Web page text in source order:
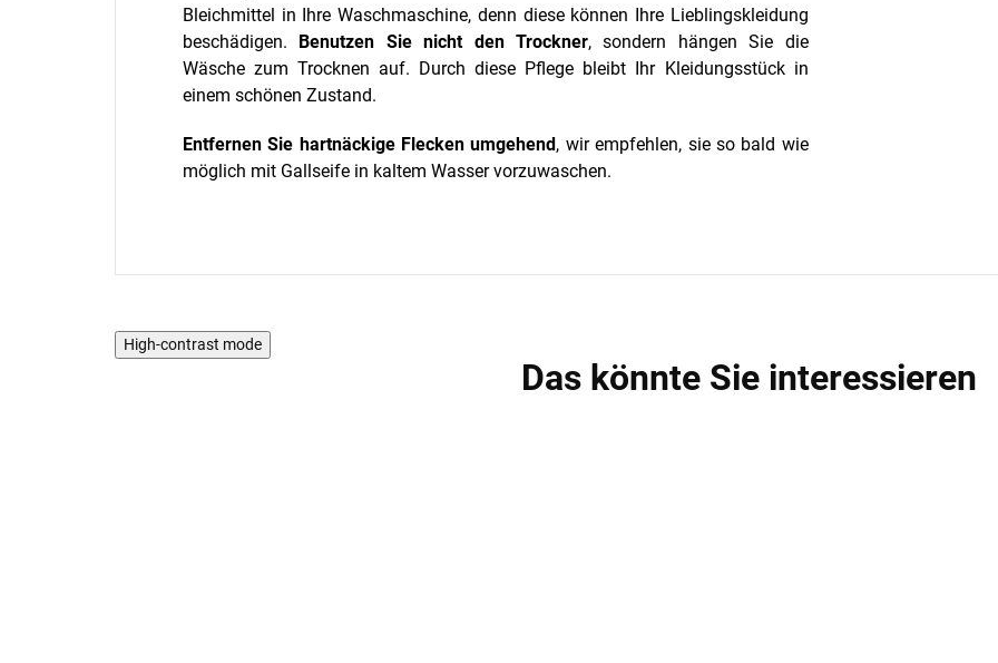
Bleichmittel in Ihre Waschmaschine, denn diese können Ihre Lieblingskleidung
beschädigen. Benutzen Sie nicht den Trockner, sondern hängen Sie die
Wäsche zum Trocknen auf. Durch diese Pflege bleibt Ihr Kleidungsstück in
einem schönen Zustand.
Entfernen Sie hartnäckige Flecken umgehend, wir empfehlen, sie so bald wie
möglich mit Gallseife in kaltem Wasser vorzuwaschen.
High-contrast mode
Das könnte Sie interessieren